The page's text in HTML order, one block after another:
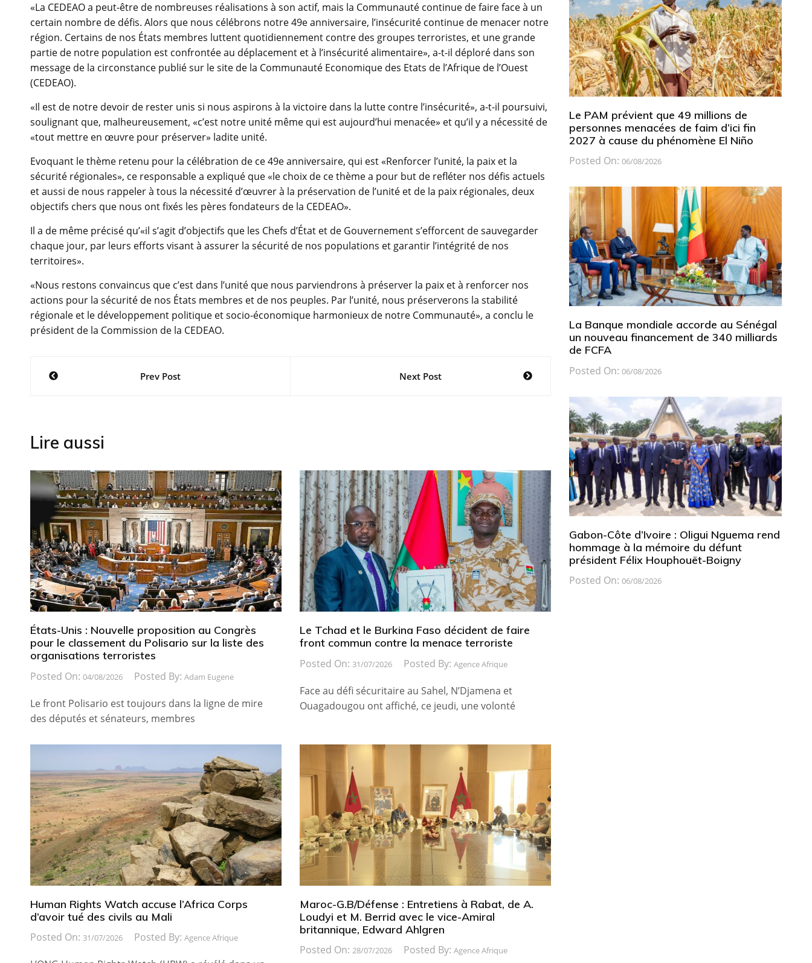
«La CEDEAO a peut-être de nombreuses réalisations à son actif, mais la Communauté continue de faire face à un
certain nombre de défis. Alors que nous célébrons notre 49e anniversaire, l’insécurité continue de menacer notre
région. Certains de nos États membres luttent quotidiennement contre des groupes terroristes, et une grande
partie de notre population est confrontée au déplacement et à l’insécurité alimentaire», a-t-il déploré dans son
message de la circonstance publié sur le site de la Communauté Economique des Etats de l’Afrique de l’Ouest
(CEDEAO).
«Il est de notre devoir de rester unis si nous aspirons à la victoire dans la lutte contre l’insécurité», a-t-il poursuivi,
soulignant que, malheureusement, «c’est notre unité même qui est aujourd’hui menacée» et qu’il y a nécessité de
«tout mettre en œuvre pour préserver» ladite unité.
Evoquant le thème retenu pour la célébration de ce 49e anniversaire, qui est «Renforcer l’unité, la paix et la
sécurité régionales», ce responsable a expliqué que «le choix de ce thème a pour but de refléter nos défis actuels
et aussi de nous rappeler à tous la nécessité d’œuvrer à la préservation de l’unité et de la paix régionales, deux
objectifs chers que nous ont fixés les pères fondateurs de la CEDEAO».
Il a de même précisé qu’«il s’agit d’objectifs que les Chefs d’État et de Gouvernement s’efforcent de sauvegarder
chaque jour, par leurs efforts visant à assurer la sécurité de nos populations et garantir l’intégrité de nos
territoires».
«Nous restons convaincus que c’est dans l’unité que nous parviendrons à préserver la paix et à renforcer nos
actions pour la sécurité de nos États membres et de nos peuples. Par l’unité, nous préserverons la stabilité
régionale et le développement politique et socio-économique harmonieux de notre Communauté», a conclu le
président de la Commission de la CEDEAO.
NavigationPrev Post Next Post
Lire aussi
États-Unis : Nouvelle proposition au Congrès
pour le classement du Polisario sur la liste des
organisations terroristes
Posted On: 04/08/2026 Posted By: Adam Eugene
Le front Polisario est toujours dans la ligne de mire
des députés et sénateurs, membres
Le Tchad et le Burkina Faso décident de faire
front commun contre la menace terroriste
Posted On: 31/07/2026 Posted By: Agence Afrique
Face au défi sécuritaire au Sahel, N’Djamena et
Ouagadougou ont affiché, ce jeudi, une volonté
Human Rights Watch accuse l’Africa Corps
d’avoir tué des civils au Mali
Posted On: 31/07/2026 Posted By: Agence Afrique
Maroc-G.B/Défense : Entretiens à Rabat, de A.
Loudyi et M. Berrid avec le vice-Amiral
britannique, Edward Ahlgren
Posted On: 28/07/2026 Posted By: Agence Afrique
Le PAM prévient que 49 millions de
personnes menacées de faim d’ici fin
2027 à cause du phénomène El Niño
Posted On: 06/08/2026
La Banque mondiale accorde au Sénégal
un nouveau financement de 340 milliards
de FCFA
Posted On: 06/08/2026
Gabon-Côte d’Ivoire : Oligui Nguema rend
hommage à la mémoire du défunt
président Félix Houphouët-Boigny
Posted On: 06/08/2026